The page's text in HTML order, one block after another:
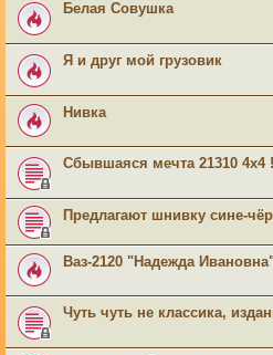
Белая Совушка
Я и друг мой грузовик
Нивка
Сбывшаяся мечта 21310 4х4
Предлагают шнивку сине-
Ваз-2120 "Надежда
Чуть чуть не классика,